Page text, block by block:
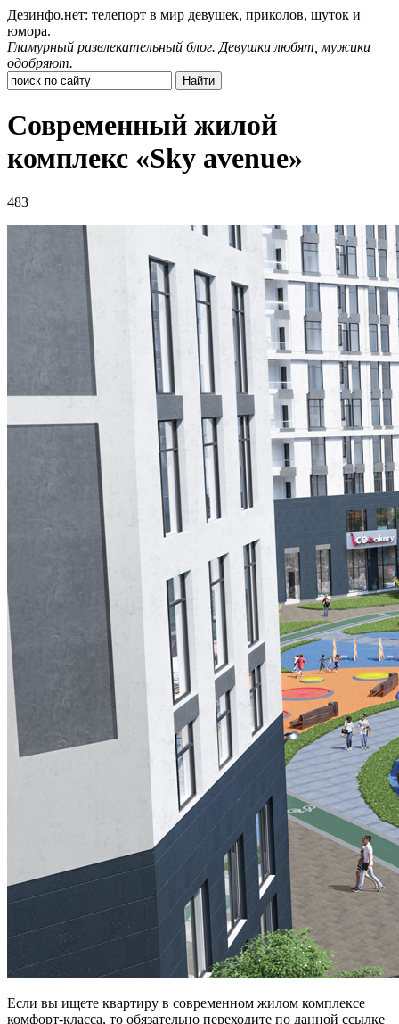
Дезинфо.нет: телепорт в мир девушек, приколов, шуток и
юмора.
Гламурный развлекательный блог. Девушки любят, мужики
одобряют.
Современный жилой
комплекс «Sky avenue»
483
Если вы ищете квартиру в современном жилом комплексе
комфорт-класса, то обязательно переходите по данной ссылке